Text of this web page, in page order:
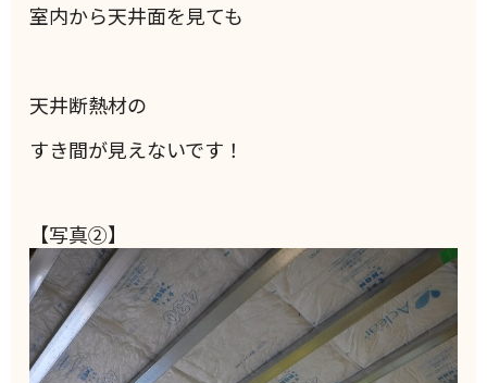
室内から天井面を見ても
天井断熱材の
すき間が見えないです！
【写真②】